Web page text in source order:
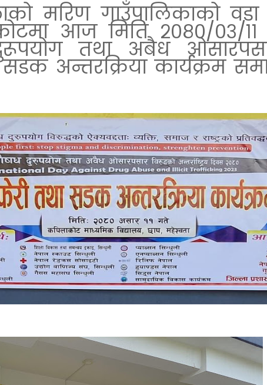
मरिण गाउँपालिकाको
आज मिति २०८०/०३/
तथा अबैध
सडक अन्तरक्रिया कार्यक्रम